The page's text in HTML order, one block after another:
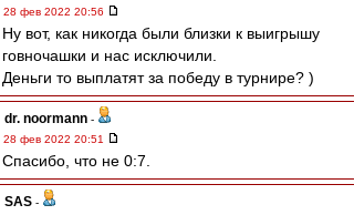
28 фев 2022 20:56
Ну вот, как никогда были близки к выигрышу
говночашки и нас исключили.
Деньги то выплатят за победу в турнире? )
dr. noormann -
28 фев 2022 20:51
Спасибо, что не 0:7.
SAS -